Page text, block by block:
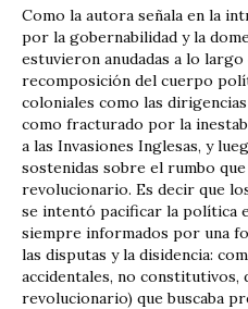
Como la autora señala en la
por la gobernabilidad y la
estuvieron anudadas a lo
recomposición del cuerpo
coloniales como las
como fracturado por la
a las Invasiones Inglesas, y
sostenidas sobre el rumbo
revolucionario. Es decir que
se intentó pacificar la política
siempre informados por una
las disputas y la disidencia:
accidentales, no
revolucionario) que buscaba